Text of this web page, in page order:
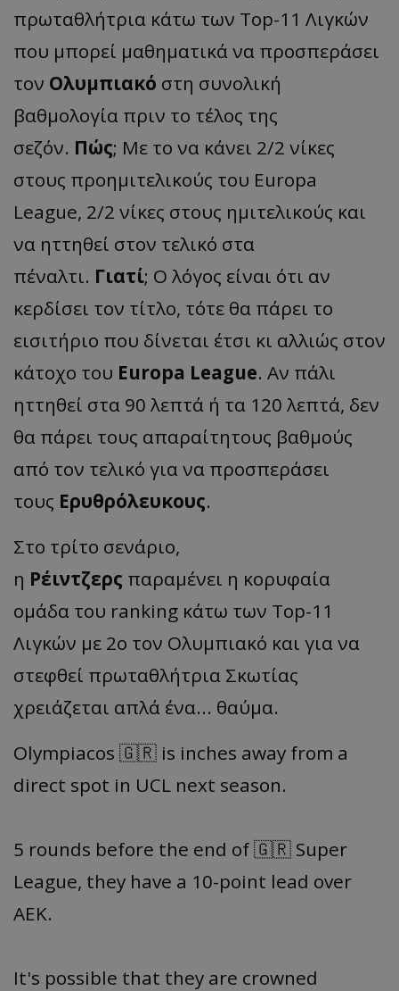
πρωταθλήτρια κάτω των Top-11 Λιγκών
που μπορεί μαθηματικά να προσπεράσει
τον Ολυμπιακό στη συνολική
βαθμολογία πριν το τέλος της
σεζόν. Πώς; Με το να κάνει 2/2 νίκες
στους προημιτελικούς του Europa
League, 2/2 νίκες στους ημιτελικούς και
να ηττηθεί στον τελικό στα
πέναλτι. Γιατί; Ο λόγος είναι ότι αν
κερδίσει τον τίτλο, τότε θα πάρει το
εισιτήριο που δίνεται έτσι κι αλλιώς στον
κάτοχο του Europa League. Αν πάλι
ηττηθεί στα 90 λεπτά ή τα 120 λεπτά, δεν
θα πάρει τους απαραίτητους βαθμούς
από τον τελικό για να προσπεράσει
τους Ερυθρόλευκους.
Στο τρίτο σενάριο,
η Ρέιντζερς παραμένει η κορυφαία
ομάδα του ranking κάτω των Top-11
Λιγκών με 2ο τον Ολυμπιακό και για να
στεφθεί πρωταθλήτρια Σκωτίας
χρειάζεται απλά ένα... θαύμα.
Olympiacos 🇬🇷 is inches away from a
direct spot in UCL next season.
5 rounds before the end of 🇬🇷 Super
League, they have a 10-point lead over
AEK.
It's possible that they are crowned